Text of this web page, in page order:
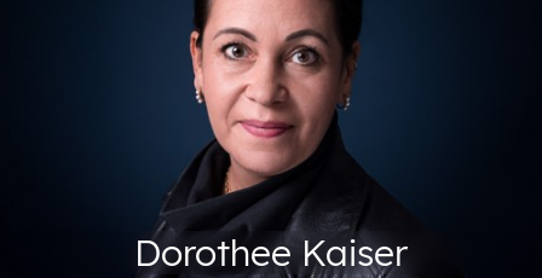
Dorothee Kaiser
+49 201 88-72447
Fax: +49 201 88-72299
d.kaiser@abeg.essen.de